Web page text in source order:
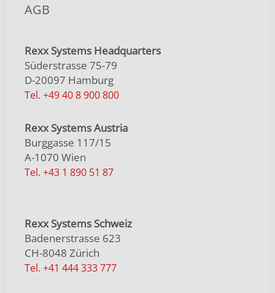
AGB
Rexx Systems Headquarters
Süderstrasse 75-79
D-20097 Hamburg
Tel. +49 40 8 900 800
Rexx Systems Austria
Burggasse 117/15
A-1070 Wien
Tel. +43 1 890 51 87
Rexx Systems Schweiz
Badenerstrasse 623
CH-8048 Zürich
Tel. +41 444 333 777